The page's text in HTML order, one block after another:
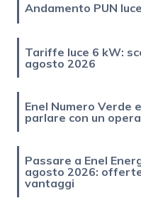
Andamento PUN
Tariffe luce 6 kW:
agosto 2026
Enel Numero Verde
parlare con un
Passare a Enel
agosto 2026:
vantaggi